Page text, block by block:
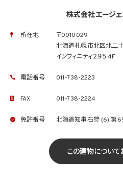
株式会社エージ
所在地
〒0010029
北海道札幌市北区北二
インフィニティ２９５ 4F
電話番号 011-738-2223
FAX 011-738-2224
免許番号 北海道知事石狩 (6) 第
この建物につい